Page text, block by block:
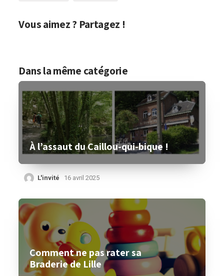
Vous aimez ? Partagez !
Dans la même catégorie
À l’assaut du Caillou-qui-bique !
L'invité 16 avril 2025
Comment ne pas rater sa
Braderie de Lille